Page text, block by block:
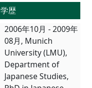
学歴
2006年10月 - 2009年
08月, Munich
University (LMU),
Department of
Japanese Studies,